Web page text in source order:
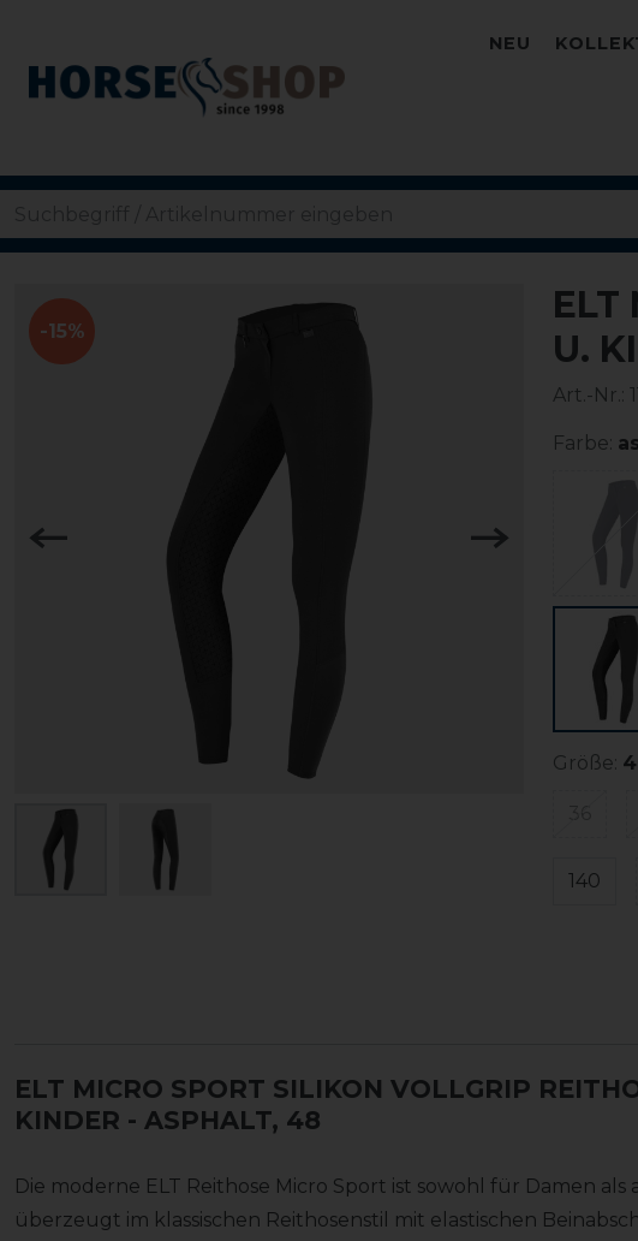
NEU
-15% -15%
ELT
U.
Art.-Nr.:
Farbe:
Größe:
140
ELT MICRO SPORT SILIKON VOLLGRIP
KINDER - ASPHALT, 48
Die moderne ELT Reithose Micro Sport ist sowohl für Damen als
überzeugt im klassischen Reithosenstil mit elastischen